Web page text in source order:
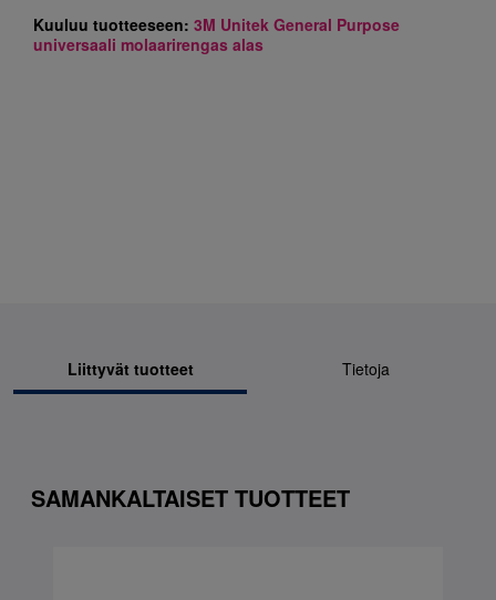
Kuuluu tuotteeseen: 3M Unitek General Purpose
universaali molaarirengas alas
Liittyvät tuotteet Tietoja
SAMANKALTAISET TUOTTEET